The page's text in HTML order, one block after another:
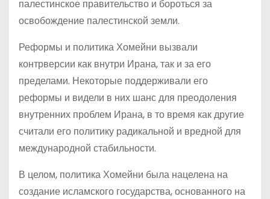
палестинское правительство и бороться за
освобождение палестинской земли.
Реформы и политика Хомейни вызвали
контрверсии как внутри Ирана, так и за его
пределами. Некоторые поддерживали его
реформы и видели в них шанс для преодоления
внутренних проблем Ирана, в то время как другие
считали его политику радикальной и вредной для
международной стабильности.
В целом, политика Хомейни была нацелена на
создание исламского государства, основанного на